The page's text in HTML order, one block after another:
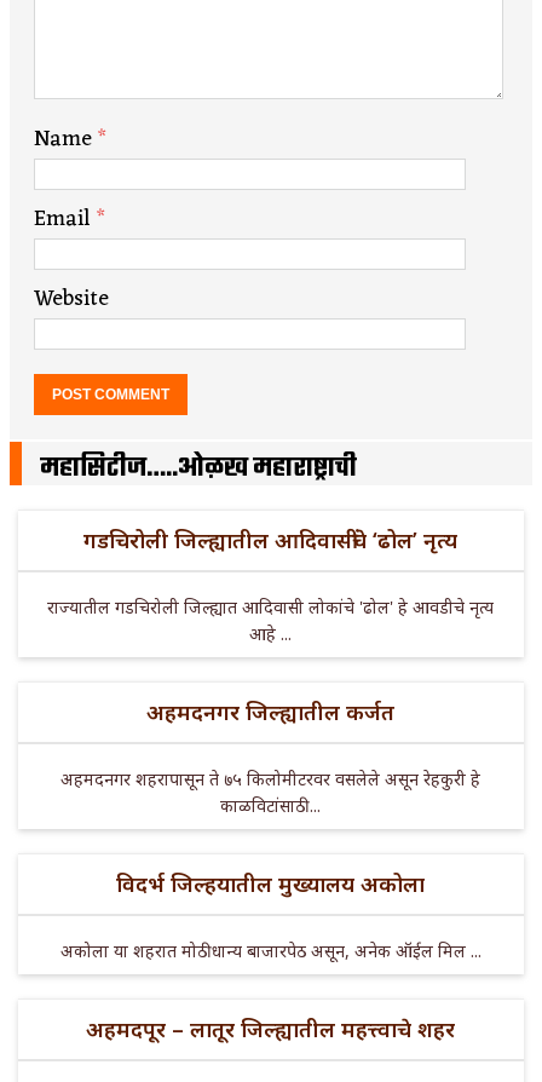
Name*
Email*
Website
महासिटीज…..ओळख महाराष्ट्राची
गडचिरोली जिल्ह्यातील आदिवासींचे ‘ढोल’ नृत्य
राज्यातील गडचिरोली जिल्ह्यात आदिवासी लोकांचे 'ढोल' हे आवडीचे नृत्य
आहे ...
अहमदनगर जिल्ह्यातील कर्जत
अहमदनगर शहरापासून ते ७५ किलोमीटरवर वसलेले असून रेहकुरी हे
काळविटांसाठी ...
विदर्भ जिल्हयातील मुख्यालय अकोला
अकोला या शहरात मोठी धान्य बाजारपेठ असून, अनेक ऑईल मिल ...
अहमदपूर – लातूर जिल्ह्यातील महत्त्वाचे शहर